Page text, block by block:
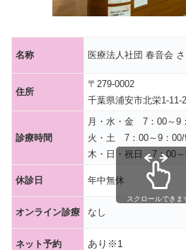
名称 医療法人社団 春音会
住所
〒279-0002
千葉県浦安市北栄1-11-
診療時間
月・水・金 7：00～9
火・土 7：00～9：00/
木・日・祝日 7：00～
休診日 年中無休
オンライン診療 なし
ネット予約 あり ※1
スクロールできま